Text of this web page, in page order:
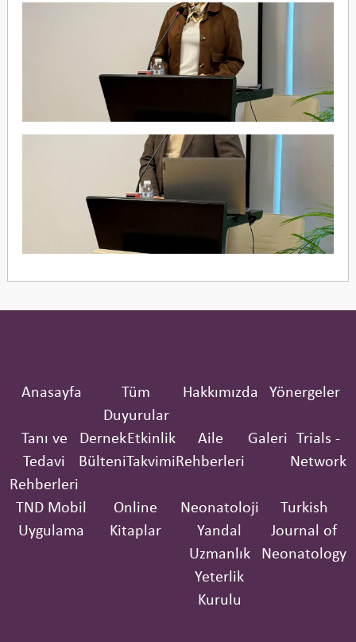
Anasayfa
Tüm
Duyurular
Hakkımızda Yönergeler
Tanı ve
Tedavi
Rehberleri
Dernek
Bülteni
Etkinlik
Takvimi
Aile
Rehberleri
Galeri
Trials -
Network
TND Mobil
Uygulama
Online
Kitaplar
Neonatoloji
Yandal
Uzmanlık
Yeterlik
Kurulu
Turkish
Journal of
Neonatology